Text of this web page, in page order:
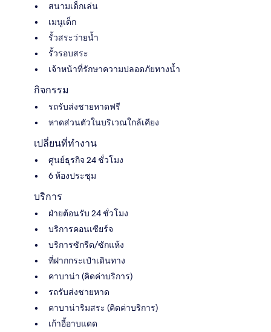
สนามเด็กเล่น
เมนูเด็ก
รั้วสระว่ายน้ำ
รั้วรอบสระ
เจ้าหน้าที่รักษาความปลอดภัยทางน้ำ
กิจกรรม
รถรับส่งชายหาดฟรี
หาดส่วนตัวในบริเวณใกล้เคียง
เปลี่ยนที่ทำงาน
ศูนย์ธุรกิจ 24 ชั่วโมง
6 ห้องประชุม
บริการ
ฝ่ายต้อนรับ 24 ชั่วโมง
บริการคอนเซียร์จ
บริการซักรีด/ซักแห้ง
ที่ฝากกระเป๋าเดินทาง
คาบาน่า (คิดค่าบริการ)
รถรับส่งชายหาด
คาบาน่าริมสระ (คิดค่าบริการ)
เก้าอี้อาบแดด